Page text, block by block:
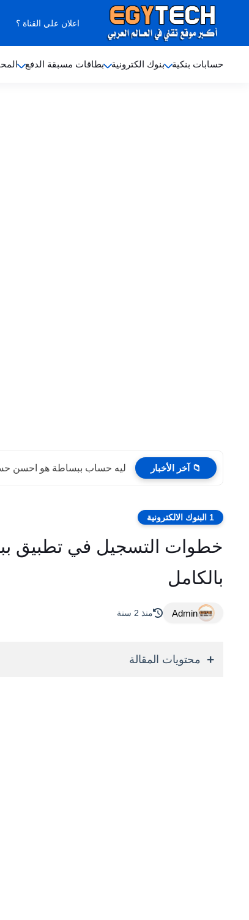
اعلان علي القناة ؟
حسابات بنكية بنوك الكترونية بطاقات مسبقة الدفع
📁 آخر الأخبار ليه حساب ببساطة هو احسن
1 البنوك الالكترونية
بالكامل
Admin منذ 2 سنة
محتويات المقالة